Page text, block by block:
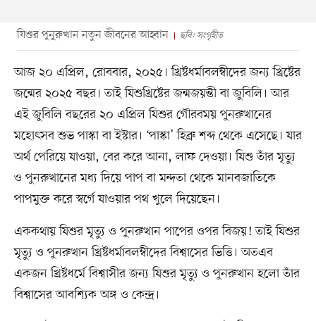
যিশুর পুনুরুত্থান নতুন জীবনের আহ্বান ছবি: সংগৃহীত
আজ ২০ এপ্রিল, রোববার, ২০২৫। খ্রিষ্টধর্মাবলম্বীদের জন্য খ্রিষ্টের
জন্মের ২০২৫ বছর। তাই যিশুখ্রিষ্টের জন্মজয়ন্তী বা জুবিলি। আর
এই জুবিলি বছরের ২০ এপ্রিল যিশুর গৌরবময় পুনরুত্থানের
মহোৎসব শুভ পাস্কা বা ইস্টার। ‘পাস্কা’ হিব্রু শব্দ থেকে এসেছে। যার
অর্থ পেরিয়ে যাওয়া, বের করে আনা, লাফ দেওয়া। যিশু তাঁর মৃত্যু
ও পুনরুত্থানের মধ্য দিয়ে পাপ বা মন্দতা থেকে মানবজাতিকে
পাপমুক্ত করে স্বর্গে যাওয়ার পথ খুলে দিয়েছেন।
এককথায় যিশুর মৃত্যু ও পুনরুত্থান পাপের ওপর বিজয়! তাই যিশুর
মৃত্যু ও পুনরুত্থান খ্রিষ্টধর্মাবলম্বীদের বিশ্বাসের ভিত্তি। অতএব
একজন খ্রিষ্টধর্মে বিশ্বাসীর জন্য যিশুর মৃত্যু ও পুনরুত্থান হলো তাঁর
বিশ্বাসের আবশ্যিক অঙ্গ ও কেন্দ্র।